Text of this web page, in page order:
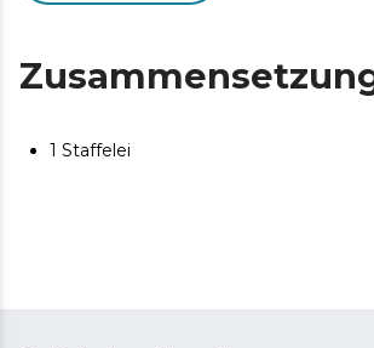
1 Staffelei